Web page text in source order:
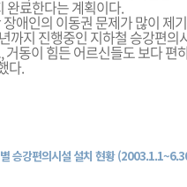
완료한다는 계획이다.
애인의 이동권 문제가 많이 제
까지 진행중인 지하철 승강편의
동이 힘든 어르신들도 보다 편
다.
승강편의시설 설치 현황